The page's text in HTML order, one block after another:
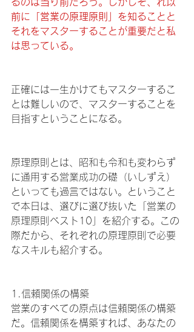
るのは当り前だろう。しかしそ、れ以
前に「営業の原理原則」を知ることと
それをマスターすることが重要だと私
は思っている。
正確には一生かけてもマスターするこ
とは難しいので、マスターすることを
目指すということになる。
原理原則とは、昭和も令和も変わらず
に通用する営業成功の礎（いしずえ）
といっても過言ではない。ということ
で本日は、選びに選び抜いた「営業の
原理原則ベスト10」を紹介する。この
際だから、それぞれの原理原則で必要
なスキルも紹介する。
1.信頼関係の構築
営業のすべての原点は信頼関係の構築
だ。信頼関係を構築すれば、あなたの